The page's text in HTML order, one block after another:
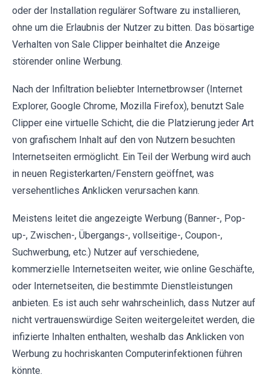
oder der Installation regulärer Software zu installieren,
ohne um die Erlaubnis der Nutzer zu bitten. Das bösartige
Verhalten von Sale Clipper beinhaltet die Anzeige
störender online Werbung.
Nach der Infiltration beliebter Internetbrowser (Internet
Explorer, Google Chrome, Mozilla Firefox), benutzt Sale
Clipper eine virtuelle Schicht, die die Platzierung jeder Art
von grafischem Inhalt auf den von Nutzern besuchten
Internetseiten ermöglicht. Ein Teil der Werbung wird auch
in neuen Registerkarten/Fenstern geöffnet, was
versehentliches Anklicken verursachen kann.
Meistens leitet die angezeigte Werbung (Banner-, Pop-
up-, Zwischen-, Übergangs-, vollseitige-, Coupon-,
Suchwerbung, etc.) Nutzer auf verschiedene,
kommerzielle Internetseiten weiter, wie online Geschäfte,
oder Internetseiten, die bestimmte Dienstleistungen
anbieten. Es ist auch sehr wahrscheinlich, dass Nutzer auf
nicht vertrauenswürdige Seiten weitergeleitet werden, die
infizierte Inhalten enthalten, weshalb das Anklicken von
Werbung zu hochriskanten Computerinfektionen führen
könnte.